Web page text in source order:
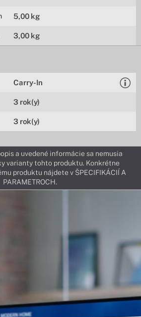
5,00 kg
3,00 kg
Carry-In
3 rok(y)
3 rok(y)
a uvedené informácie sa nemusia
varianty tohto produktu. Konkrétne
produktu nájdete v ŠPECIFIKÁCIÍ A
PARAMETROCH.